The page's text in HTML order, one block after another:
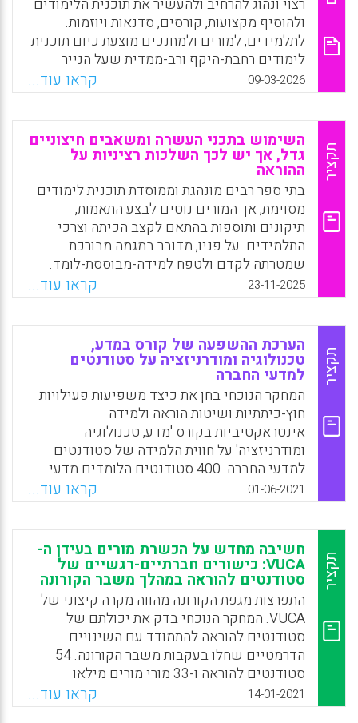
WhatsApp
Facebook
Email
X
רצוי ונהוג להרחיב ולהעשיר את תוכנית הלימודים
ולהוסיף מקצועות, קורסים, סדנאות ויוזמות.
לתלמידים, למורים ולמחנכים מוצעת כיום תוכנית
לימודים רחבת-היקף ורב-ממדית שעל הנייר
נראית מבטיחה ומציעה מגוון הזדמנויות. אלא
שלצד הרחבת האופקים הפוטנציאלית, חופש
בחירה פדגוגי מוגזם ועומס תוכני עתיד לכלות
משאבי זמן, כסף וכוח אדם ולגרום למקצועות
הליבה להצטייר כמיותרים או שוליים.
WhatsApp
Facebook
Email
X
09-03-2026 קראו עוד...
תקציר
השימוש בתכני העשרה ומשאבים חיצוניים
גדל, אך יש לכך השלכות רציניות על
ההוראה
בתי ספר רבים מונהגת וממוסדת תוכנית לימודים
מסוימת, אך המורים נוטים לבצע התאמות,
תיקונים ותוספות בהתאם לקצב הכיתה וצרכי
התלמידים. על פניו, מדובר במגמה מבורכת
שמטרתה לקדם ולטפח למידה-מבוססת-לומד.
אבל, ברגע שכל מורה בשכבה מעצב ומשנה את
תוכנית הלימודים כראות עיניו ומסתמך על
משאבים שונים, פערי הידע מתרחבים ומקצינים.
מה אפשר לעשות בנידון? האם האוטונומיה
הניתנת למורים היא הגישה הנכונה? והאם וכיצד
ניתן לשלב בין אוטונומיה לבין אחידות?
WhatsApp
Facebook
Email
X
23-11-2025 קראו עוד...
תקציר
הערכת ההשפעה של קורס במדע,
טכנולוגיה ומודרניזציה על סטודנטים
למדעי החברה
המחקר הנוכחי בחן את כיצד משפיעות פעילויות
חוץ-כיתתיות ושיטות הוראה ולמידה
אינטראקטיביות בקורס 'מדע, טכנולוגיה
ומודרניזציה' על חווית הלמידה של סטודנטים
למדעי החברה. 400 סטודנטים הלומדים מדעי
החברה באוניברסיטה בגאנה מילאו שאלון פתוח
לפני הקורס, במהלכו ובסופו. ממצאי המחקר
מצביעים על החשיבות של יצירת אווירה כיתתית
נעימה בשילוב יישום שיטות הוראה ולמידה
שיתופיות על מנת להגביר את השתתפות
הסטודנטים בלמידה.
WhatsApp
Facebook
Email
X
01-06-2021 קראו עוד...
תקציר
חשיבה מחדש על הכשרת מורים בעידן ה-
VUCA: כישורים חברתיים-רגשיים של
סטודנטים להוראה במהלך משבר הקורונה
התפרצות מגפת הקורונה מהווה מקרה קיצוני של
VUCA. המחקר הנוכחי בדק את יכולתם של
סטודנטים להוראה להתמודד עם השינויים
הדרמטיים שחלו בעקבות משבר הקורונה. 54
סטודנטים להוראה ו-33 מורי מורים מילאו
שאלונים שאספו נתונים איכותניים. בנוסף,
רואיינו 16 מבין מורי המורים. ממצאי המחקר
14-01-2021 קראו עוד...